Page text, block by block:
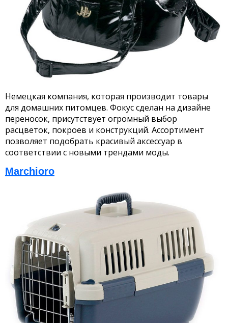
Немецкая компания, которая производит товары
для домашних питомцев. Фокус сделан на дизайне
переносок, присутствует огромный выбор
расцветок, покроев и конструкций. Ассортимент
позволяет подобрать красивый аксессуар в
соответствии с новыми трендами моды.
Marchioro